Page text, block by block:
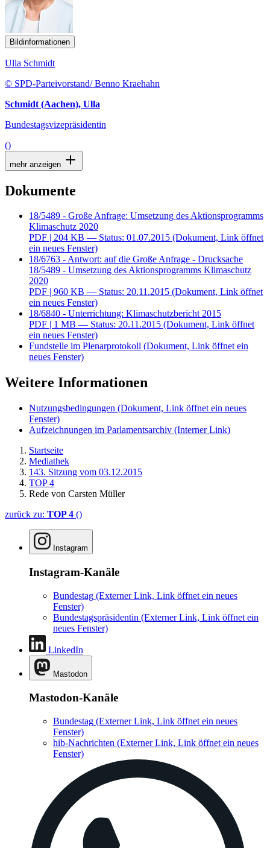
Bildinformationen
Ulla Schmidt
© SPD-Parteivorstand/ Benno Kraehahn
Schmidt (Aachen), Ulla
Bundestagsvizepräsidentin
()
mehr anzeigen
Dokumente
18/5489 - Große Anfrage: Umsetzung des Aktionsprogramms
Klimaschutz 2020
PDF | 204 KB — Status: 01.07.2015 (Dokument, Link öffnet
ein neues Fenster)
18/6763 - Antwort: auf die Große Anfrage - Drucksache
18/5489 - Umsetzung des Aktionsprogramms Klimaschutz
2020
PDF | 960 KB — Status: 20.11.2015 (Dokument, Link öffnet
ein neues Fenster)
18/6840 - Unterrichtung: Klimaschutzbericht 2015
PDF | 1 MB — Status: 20.11.2015 (Dokument, Link öffnet
ein neues Fenster)
Fundstelle im Plenarprotokoll (Dokument, Link öffnet ein
neues Fenster)
Weitere Informationen
Nutzungsbedingungen (Dokument, Link öffnet ein neues
Fenster)
Aufzeichnungen im Parlamentsarchiv (Interner Link)
Startseite
Mediathek
143. Sitzung vom 03.12.2015
TOP 4
Rede von Carsten Müller
zurück zu: TOP 4 ()
Instagram
Instagram-Kanäle
Bundestag (Externer Link, Link öffnet ein neues
Fenster)
Bundestagspräsidentin (Externer Link, Link öffnet ein
neues Fenster)
LinkedIn
Mastodon
Mastodon-Kanäle
Bundestag (Externer Link, Link öffnet ein neues
Fenster)
hib-Nachrichten (Externer Link, Link öffnet ein neues
Fenster)